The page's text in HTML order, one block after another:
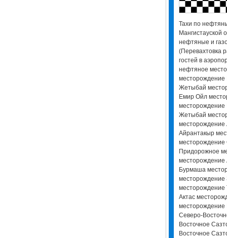
Тахи по
Мангистауской
нефтяные и
(Перевахтовка
гостей в
нефтяное
Жетыбай
Емир Ойл
месторождение
Жетыбай
месторождение
Айрантакыр
Придорожное
Бурмаша
месторождение
месторождение
Актас
месторождение
Северо-
Восточное
Восточное